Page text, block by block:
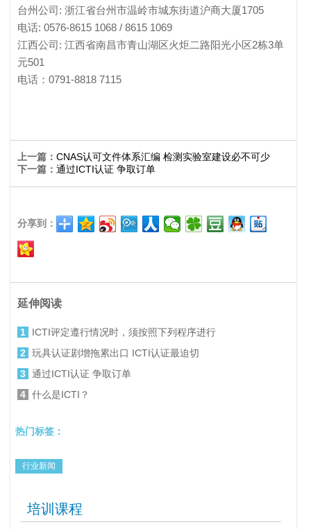
台州公司: 浙江省台州市温岭市城东街道沪商大厦1705
电话: 0576-8615 1068 / 8615 1069
江西公司: 江西省南昌市青山湖区火炬二路阳光小区2栋3单
元501
电话：0791-8818 7115
上一篇： CNAS认可文件体系汇编 检测实验室建设必不可少
下一篇： 通过ICTI认证 争取订单
分享到：
延伸阅读
1
ICTI评定遵行情况时，须按照下列程序进行
2
玩具认证剧增拖累出口 ICTI认证最迫切
3 通过ICTI认证 争取订单
4 什么是ICTI？
热门标签：
行业新闻
培训课程